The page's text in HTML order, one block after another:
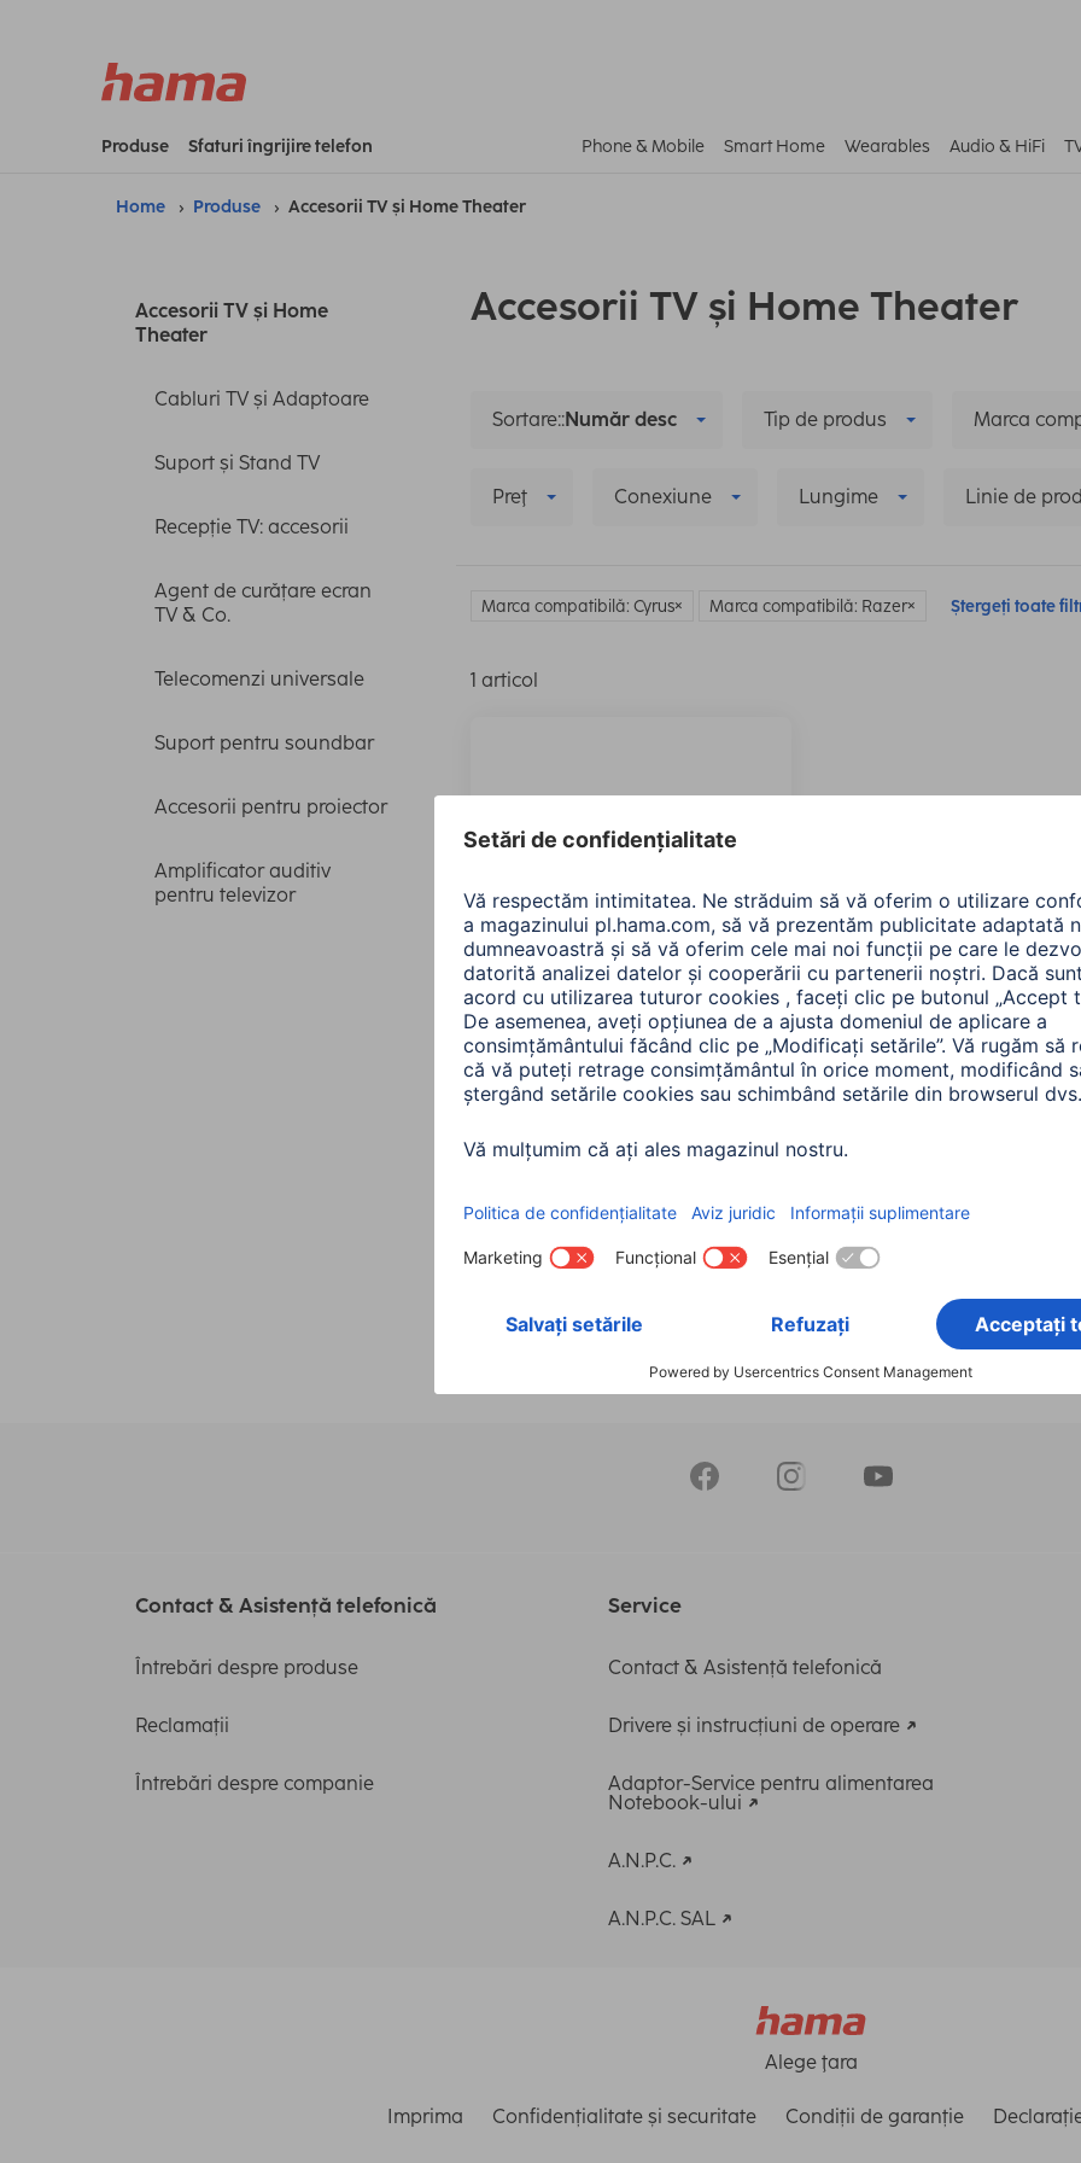
Produse Sfaturi îngrijire telefon Phone & Mobile Smart Home Wearables Audio & HiFi
Home Produse Accesorii TV și Home Theater
Accesorii TV și Home
Theater
Cabluri TV și Adaptoare
Suport și Stand TV
Recepție TV: accesorii
Agent de curățare ecran
TV & Co.
Telecomenzi universale
Suport pentru soundbar
Accesorii pentru proiector
Amplificator auditiv
pentru televizor
Accesorii TV și Home Theater
Sortare::Număr desc Tip de produs Marca
Preţ Conexiune Lungime Linie de
Marca compatibilă: Cyrus Marca compatibilă: Razer Ștergeți toate
1 articol
Hama Cablu mufa USB-C –
USB-A, USB 3.2 Gen 1, 5 Gbit / s,
00205143
75,90 RON
Contact & Asistență telefonică
Întrebări despre produse
Reclamații
Întrebări despre companie
Service
Contact & Asistență telefonică
Drivere și instrucțiuni de operare
Adaptor-Service pentru alimentarea
Notebook-ului
A.N.P.C.
A.N.P.C. SAL
Alege ţara
Imprima Confidențialitate și securitate Condiții de garanție